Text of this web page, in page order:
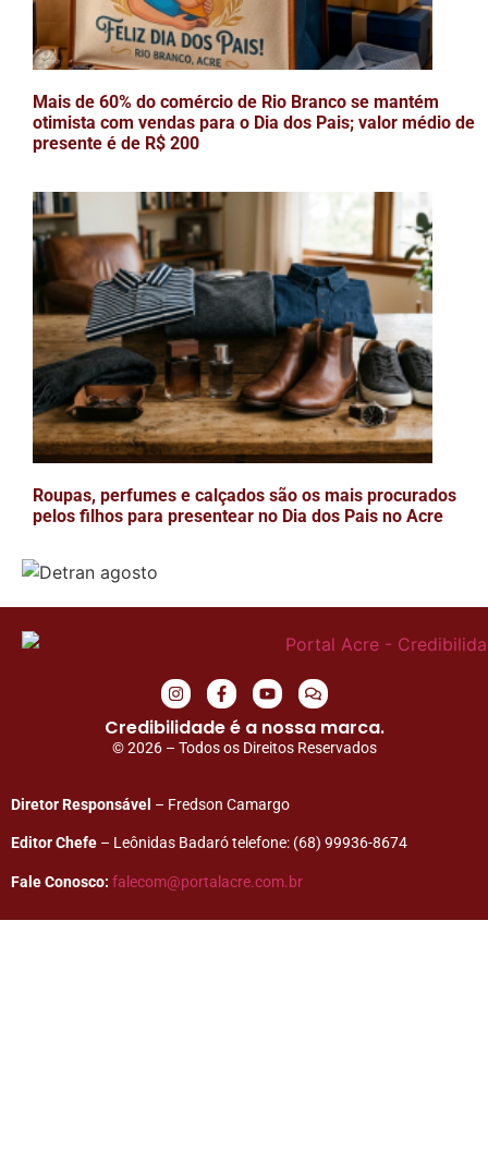
Mais de 60% do comércio de Rio Branco se mantém
otimista com vendas para o Dia dos Pais; valor médio de
presente é de R$ 200
Roupas, perfumes e calçados são os mais procurados
pelos filhos para presentear no Dia dos Pais no Acre
Credibilidade é a nossa marca.
© 2026 – Todos os Direitos Reservados
Diretor Responsável – Fredson Camargo
Editor Chefe – Leônidas Badaró telefone: (68) 99936-8674
Fale Conosco: falecom@portalacre.com.br